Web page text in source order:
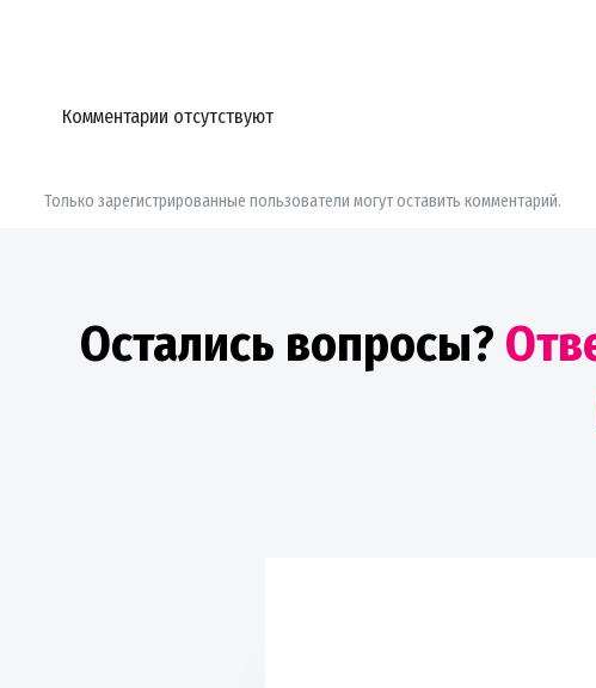
Комментарии отсутствуют
Только зарегистрированные пользователи могут оставить комментарий.
Остались вопросы?